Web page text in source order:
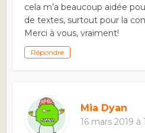
cela m’a beaucoup aidée
de textes, surtout pour la
Merci à vous, vraiment!
Répondre
Mia Dyan
16 mars 2019 à